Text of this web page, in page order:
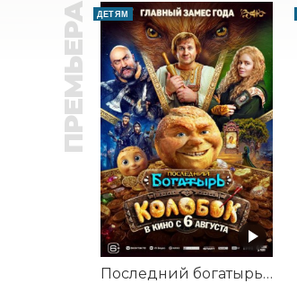
ПРЕМЬЕРА ДЕТЯМ
Последний богатырь. Колобок